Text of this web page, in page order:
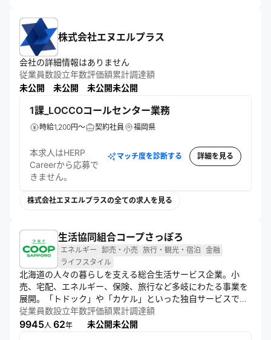
株式会社エヌエルプラス
会社の詳細情報はありません
従業員数
未公開
設立年数
未公開
評価額
未公開
累計調達額
未公開
1課_LOCCOコールセンター業務
時給1,200円～ 契約社員 福岡県
本求人はHERP
Careerから応募で
きません。
マッチ度を診断する 詳細を見る
株式会社エヌエルプラスの全ての求人を見る
生活協同組合コープさっぽろ
エネルギー 卸売・小売 旅行・観光・宿泊 金融
ライフスタイル
北海道の人々の暮らしを支える総合生活サービス企業。小
売、宅配、エネルギー、保険、旅行など多岐にわたる事業を
展開。「トドック」や「カケル」といった独自サービスで地
域に密着し、安全・安心な商品提供と持続可能な社会づくり
に貢献。SDGsを意識した活動や、デジタル技術の活用も進
従業員数
9945人
設立年数
62年
評価額
未公開
累計調達額
未公開